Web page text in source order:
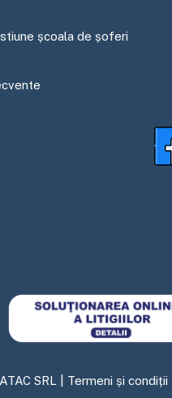
școala de șoferi
SRL | Termeni și condiții